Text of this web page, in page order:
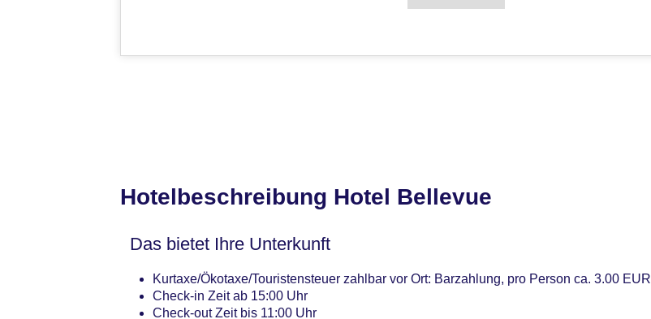
Hotelbeschreibung Hotel Bellevue
Das bietet Ihre Unterkunft
Kurtaxe/Ökotaxe/Touristensteuer zahlbar vor Ort: Barzahlung, pro Person ca. 3.00 EUR
Check-in Zeit ab 15:00 Uhr
Check-out Zeit bis 11:00 Uhr